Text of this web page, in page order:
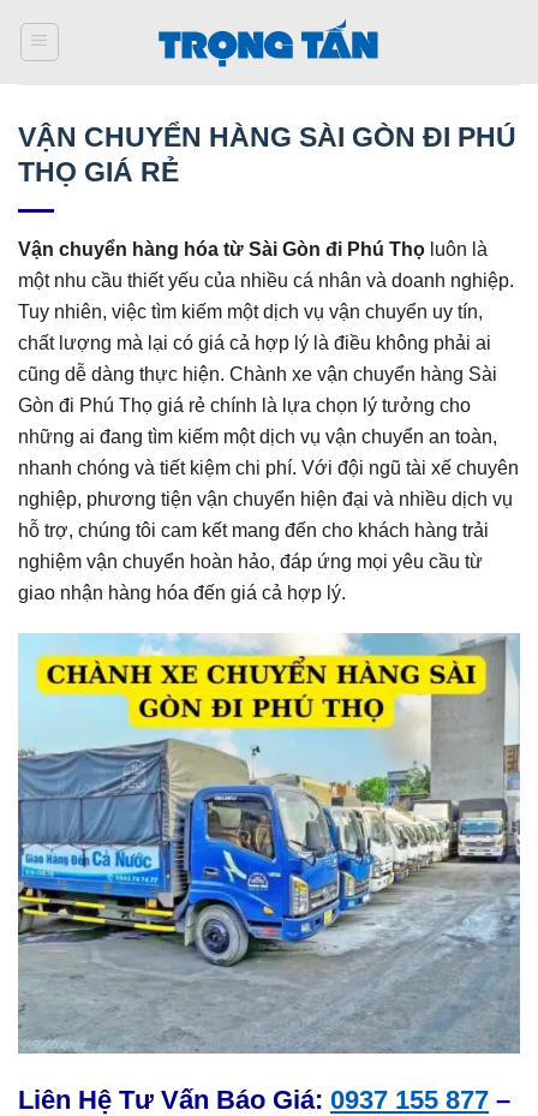
qua
VẬN CHUYỂN HÀNG SÀI GÒN ĐI PHÚ
THỌ GIÁ RẺ
Vận chuyển hàng hóa từ Sài Gòn đi Phú Thọ luôn là
một nhu cầu thiết yếu của nhiều cá nhân và doanh nghiệp.
Tuy nhiên, việc tìm kiếm một dịch vụ vận chuyển uy tín,
chất lượng mà lại có giá cả hợp lý là điều không phải ai
cũng dễ dàng thực hiện. Chành xe vận chuyển hàng Sài
Gòn đi Phú Thọ giá rẻ chính là lựa chọn lý tưởng cho
những ai đang tìm kiếm một dịch vụ vận chuyển an toàn,
nhanh chóng và tiết kiệm chi phí. Với đội ngũ tài xế chuyên
nghiệp, phương tiện vận chuyển hiện đại và nhiều dịch vụ
hỗ trợ, chúng tôi cam kết mang đến cho khách hàng trải
nghiệm vận chuyển hoàn hảo, đáp ứng mọi yêu cầu từ
giao nhận hàng hóa đến giá cả hợp lý.
Liên Hệ Tư Vấn Báo Giá: 0937 155 877 –